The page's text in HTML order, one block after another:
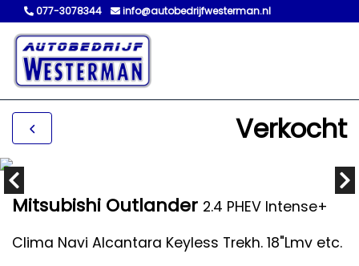
077-3078344 info@autobedrijfwesterman.nl
Verkocht
Mitsubishi Outlander 2.4 PHEV Intense+
Clima Navi Alcantara Keyless Trekh. 18"Lmv etc.